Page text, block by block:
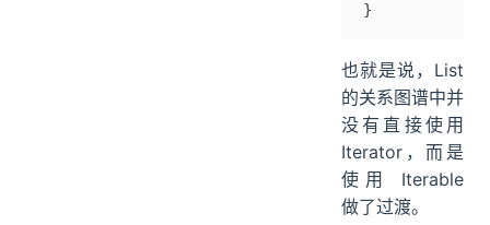
}
也就是说，List
的关系图谱中并
没有直接使用
Iterator，而是
使用 Iterable
做了过渡。